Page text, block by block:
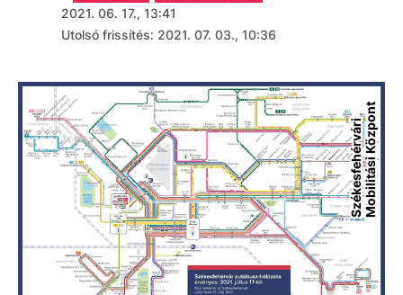
2021. 06. 17., 13:41
Utolsó frissítés: 2021. 07. 03., 10:36
S
z
é
k
e
s
f
e
h
é
r
v
á
r
i
M
o
b
i
l
i
t
á
s
i
K
ö
z
p
o
nt